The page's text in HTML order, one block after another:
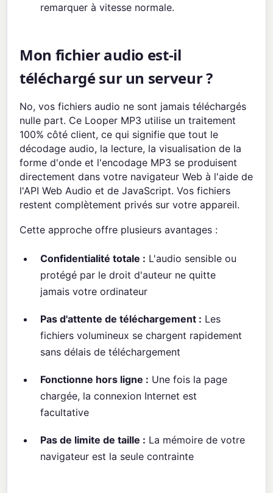
remarquer à vitesse normale.
Mon fichier audio est-il
téléchargé sur un serveur ?
No, vos fichiers audio ne sont jamais téléchargés
nulle part. Ce Looper MP3 utilise un traitement
100% côté client, ce qui signifie que tout le
décodage audio, la lecture, la visualisation de la
forme d'onde et l'encodage MP3 se produisent
directement dans votre navigateur Web à l'aide de
l'API Web Audio et de JavaScript. Vos fichiers
restent complètement privés sur votre appareil.
Cette approche offre plusieurs avantages :
Confidentialité totale : L'audio sensible ou
protégé par le droit d'auteur ne quitte
jamais votre ordinateur
Pas d'attente de téléchargement : Les
fichiers volumineux se chargent rapidement
sans délais de téléchargement
Fonctionne hors ligne : Une fois la page
chargée, la connexion Internet est
facultative
Pas de limite de taille : La mémoire de votre
navigateur est la seule contrainte